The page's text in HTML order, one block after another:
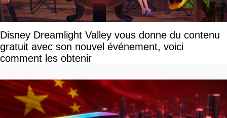
Disney Dreamlight Valley vous donne du contenu
gratuit avec son nouvel événement, voici
comment les obtenir